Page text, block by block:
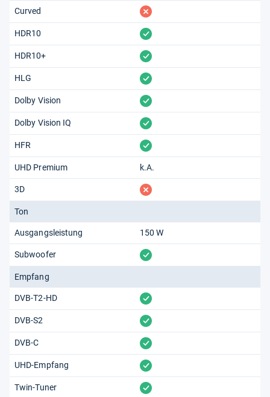
Curved fehlt
HDR10 vorhanden
HDR10+ vorhanden
HLG vorhanden
Dolby Vision vorhanden
Dolby Vision IQ vorhanden
HFR vorhanden
UHD Premium k.A.
3D fehlt
Ton
Ausgangsleistung 150 W
Subwoofer vorhanden
Empfang
DVB-T2-HD vorhanden
DVB-S2 vorhanden
DVB-C vorhanden
UHD-Empfang vorhanden
Twin-Tuner vorhanden